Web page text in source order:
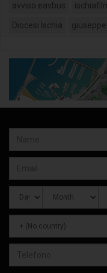
avviso eavbus
Diocesi Ischia